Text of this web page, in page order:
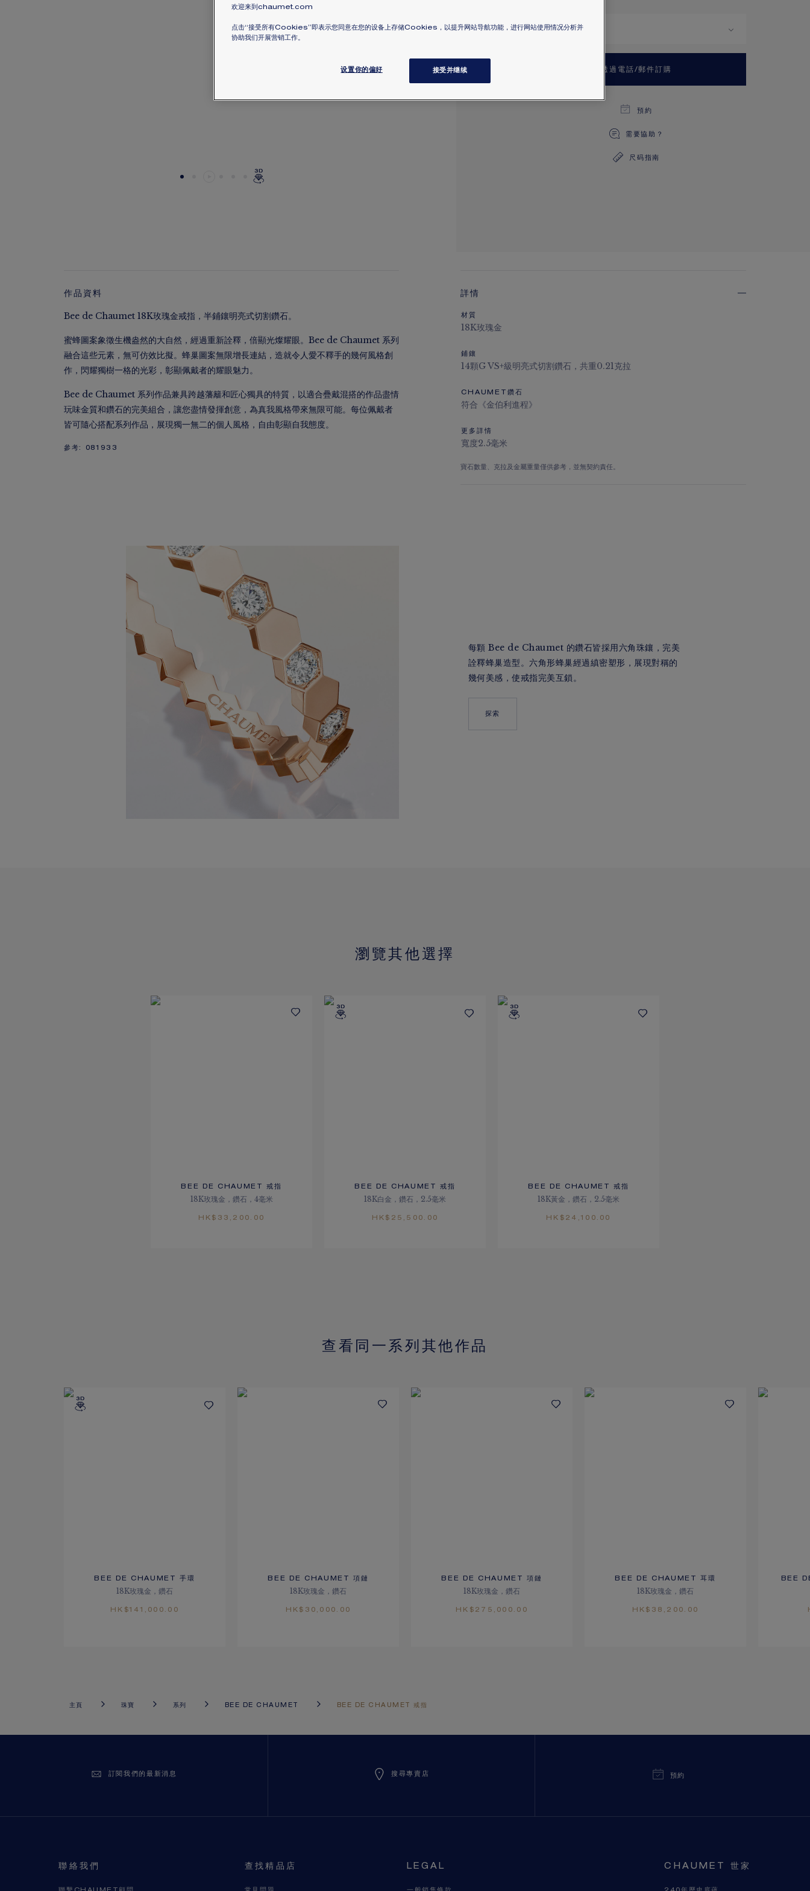
主要材料
透過電話/郵件訂購
預約
需要協助？
尺码指南
作品資料
Bee de Chaumet 18K玫瑰金戒指，半鋪鑲明亮式切割鑽石。
蜜蜂圖案象徵生機盎然的大自然，經過重新詮釋，倍顯光燦耀眼。Bee de Chaumet 系列
融合這些元素，無可仿效比擬。蜂巢圖案無限增長連結，造就令人愛不釋手的幾何風格創
作，閃耀獨樹一格的光彩，彰顯佩戴者的耀眼魅力。
Bee de Chaumet 系列作品兼具跨越藩籬和匠心獨具的特質，以適合疊戴混搭的作品盡情
玩味金質和鑽石的完美組合，讓您盡情發揮創意，為真我風格帶來無限可能。每位佩戴者
皆可隨心搭配系列作品，展現獨一無二的個人風格，自由彰顯自我態度。
參考: 081933
詳情
材質
18K玫瑰金
鋪鑲
14顆G VS+級明亮式切割鑽石，共重0.21克拉
CHAUMET鑽石
符合《金伯利進程》
更多詳情
寬度2.5毫米
寶石數量、克拉及金屬重量僅供參考，並無契約責任。
每顆 Bee de Chaumet 的鑽石皆採用六角珠鑲，完美
詮釋蜂巢造型。六角形蜂巢經過縝密塑形，展現對稱的
幾何美感，使戒指完美互鎖。
探索
瀏覽其他選擇
BEE DE CHAUMET 戒指
18K玫瑰金，鑽石，4毫米
HK$33,200.00
BEE DE CHAUMET 戒指
18K白金，鑽石，2.5毫米
HK$25,500.00
BEE DE CHAUMET 戒指
18K黃金，鑽石，2.5毫米
HK$24,100.00
查看同一系列其他作品
BEE DE CHAUMET 手環
18K玫瑰金，鑽石
HK$141,000.00
BEE DE CHAUMET 項鏈
18K玫瑰金，鑽石
HK$30,000.00
BEE DE CHAUMET 項鏈
18K玫瑰金，鑽石
HK$275,000.00
BEE DE CHAUMET 耳環
18K玫瑰金，鑽石
HK$38,200.00
BEE
主頁 珠寶 系列 BEE DE CHAUMET BEE DE CHAUMET 戒指
訂閱我們的最新消息 搜尋專賣店 預約
聯絡我們 查找精品店 LEGAL CHAUMET 世家
欢迎来到chaumet.com
点击“接受所有Cookies”即表示您同意在您的设备上存储Cookies，以提升网站导航功能，进行网站使用情况分析并
协助我们开展营销工作。
设置你的偏好 接受并继续